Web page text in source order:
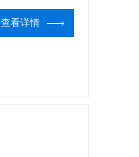
查看详情